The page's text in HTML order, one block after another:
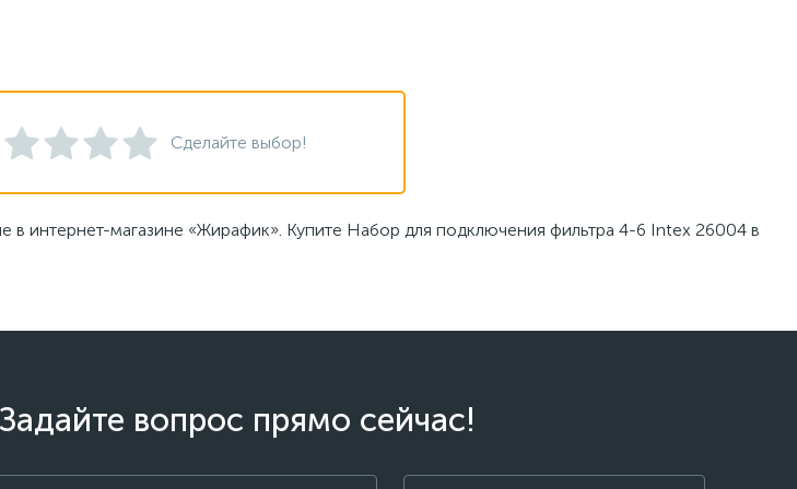
Сделайте выбор!
интернет-магазине «Жирафик». Купите Набор для подключения фильтра 4-6 Intex 26004 в
вопрос прямо сейчас!